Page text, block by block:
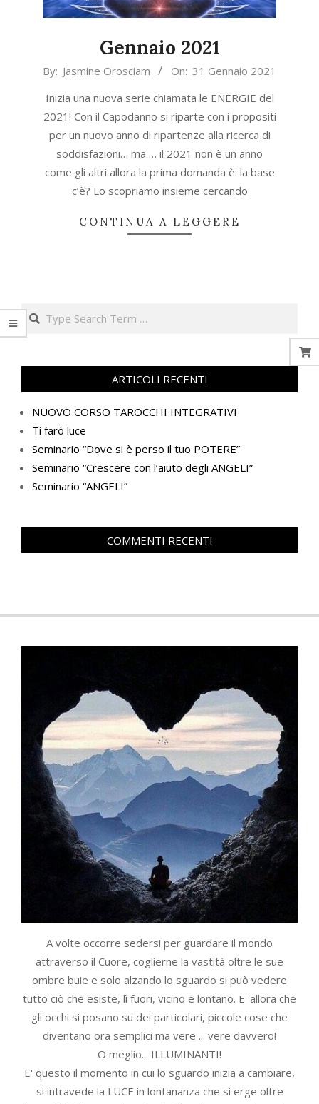
Gennaio 2021
2021-
31
By: Jasmine Orosciam On: 31 Gennaio 2021
Inizia una nuova serie chiamata le ENERGIE del
2021! Con il Capodanno si riparte con i propositi
per un nuovo anno di ripartenze alla ricerca di
soddisfazioni… ma … il 2021 non è un anno
come gli altri allora la prima domanda è: la base
c’è? Lo scopriamo insieme cercando
CONTINUA A LEGGERE
Search
ARTICOLI RECENTI
NUOVO CORSO TAROCCHI INTEGRATIVI
Ti farò luce
Seminario “Dove si è perso il tuo POTERE”
Seminario “Crescere con l’aiuto degli ANGELI”
Seminario “ANGELI”
COMMENTI RECENTI
A volte occorre sedersi per guardare il mondo
attraverso il Cuore, coglierne la vastità oltre le sue
ombre buie e solo alzando lo sguardo si può vedere
tutto ciò che esiste, lì fuori, vicino e lontano. E' allora che
gli occhi si posano su dei particolari, piccole cose che
diventano ora semplici ma vere ... vere davvero!
O meglio... ILLUMINANTI!
E' questo il momento in cui lo sguardo inizia a cambiare,
si intravede la LUCE in lontananza che si erge oltre